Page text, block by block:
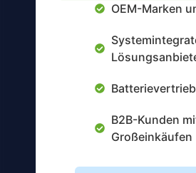
OEM-Marken
B2B-Kunden
Großeinkäufen